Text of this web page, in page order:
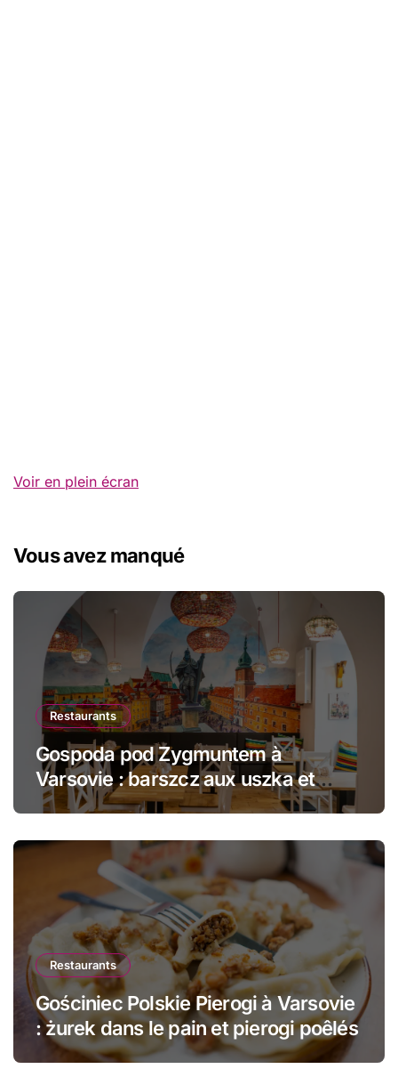
Voir en plein écran
Vous avez manqué
Restaurants
Gospoda pod Zygmuntem à
Varsovie : barszcz aux uszka et
pierogi face au Château Royal
Restaurants
Gościniec Polskie Pierogi à Varsovie
: żurek dans le pain et pierogi poêlés